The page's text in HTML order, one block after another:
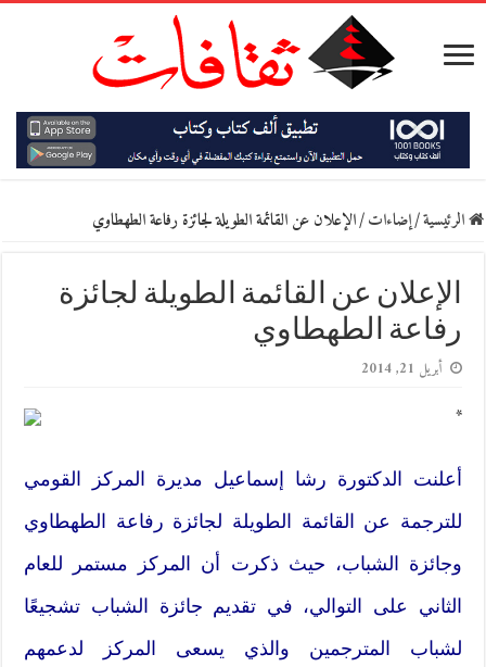
الرئيسية/إضاءات/الإعلان عن القائمة الطويلة لجائزة رفاعة الطهطاوي
الإعلان عن القائمة الطويلة لجائزة
رفاعة الطهطاوي
أبريل 21, 2014
*
أعلنت الدكتورة رشا إسماعيل مديرة المركز القومي
للترجمة عن القائمة الطويلة لجائزة رفاعة الطهطاوي
وجائزة الشباب، حيث ذكرت أن المركز مستمر للعام
الثاني على التوالي، في تقديم جائزة الشباب تشجيعًا
لشباب المترجمين والذي يسعى المركز لدعمهم